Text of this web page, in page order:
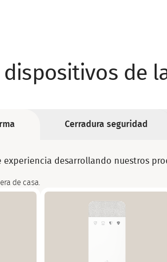
de
Cerradura seguridad
experiencia desarrollando nuestros
de casa.